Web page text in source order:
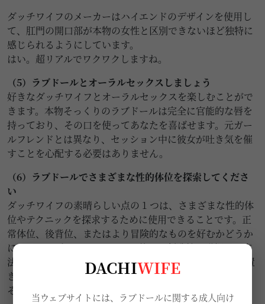
ダッチワイフのメーカーはハイエンドのデザインを使用し
て、肛門の開口部が本物の女性と区別できないほど独特に
感じられるようにしています。
はい。超リアルでワクワクしますね。
（5）ラブドールとオーラルセックスしましょう
好きなダッチワイフとオーラルセックスを楽しむことがで
きます。本物そっくりのラブドールは完全に官能的な唇を
持っており、その口を使ってあなたを喜ばせます。元ガー
ルフレンドとは異なり、セッション中に彼女が吐き気を催
すことを心配する必要はありません。
（6）ラブドールでさまざまな性的体位を探索してくださ
い
ダッチワイフの素晴らしい点の 1 つは、さまざまな性的体
位やテクニックを探求するために使用できることです。正
常体位、後背位、またはより冒険的なものを好むかどうか
にかかわらず、リアルドールを使って創造性を発揮する方
法はたくさんあります。 セックスドールを正しい位置に置
き、関節に過度の圧力をかけないようにするために、枕や
その他のサポートを使用することが重要です。
DACHIWIFE
当ウェブサイトには、ラブドールに関する成人向け